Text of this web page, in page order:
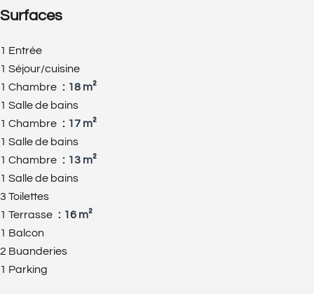
Surfaces
1 Entrée
1 Séjour/cuisine
1 Chambre
18 m²
1 Salle de bains
1 Chambre
17 m²
1 Salle de bains
1 Chambre
13 m²
1 Salle de bains
3 Toilettes
1 Terrasse
16 m²
1 Balcon
2 Buanderies
1 Parking